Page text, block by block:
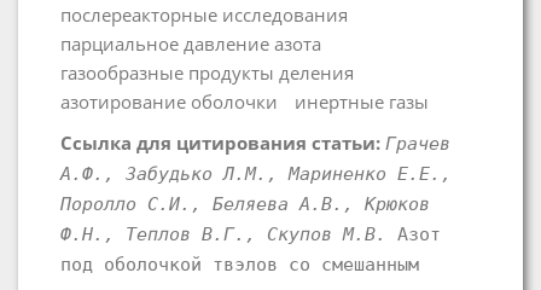
послереакторные исследования
парциальное давление азота
газообразные продукты деления
азотирование оболочки
инертные газы
Ссылка для цитирования статьи: Грачев
А.Ф., Забудько Л.М., Мариненко Е.Е.,
Поролло С.И., Беляева А.В., Крюков
Ф.Н., Теплов В.Г., Скупов М.В.
Азот
под оболочкой твэлов со смешанным